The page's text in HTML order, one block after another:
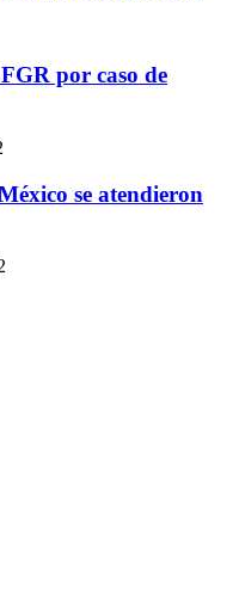
por caso de
se atendieron